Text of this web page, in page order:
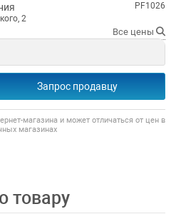
2
PF1026
Все цены
Запрос продавцу
магазина и может отличаться от цен в
магазинах
товару